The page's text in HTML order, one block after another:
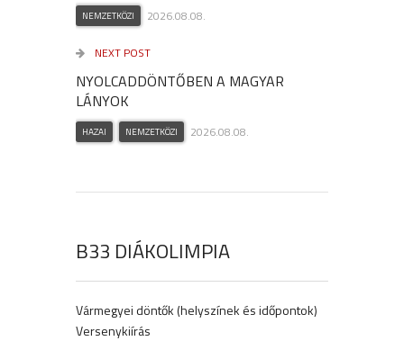
NEMZETKÖZI 2026.08.08.
NEXT POST
NYOLCADDÖNTŐBEN A MAGYAR
LÁNYOK
HAZAI NEMZETKÖZI 2026.08.08.
B33 DIÁKOLIMPIA
Vármegyei döntők (helyszínek és időpontok)
Versenykiírás